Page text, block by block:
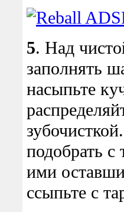
5. Над
заполнять
насыпьте
подобрать с
ими
ссыпьте с